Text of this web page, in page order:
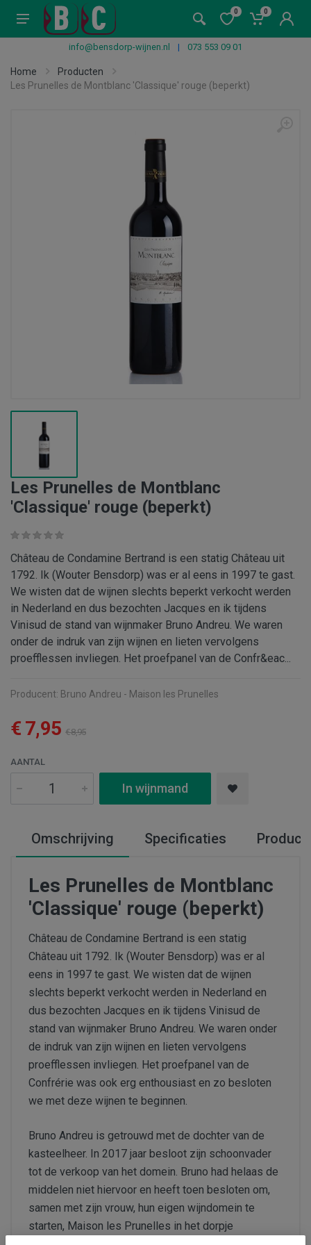
0 0
info@bensdorp-wijnen.nl | 073 553 09 01
Home
Producten
Les Prunelles de Montblanc 'Classique' rouge (beperkt)
Les Prunelles de Montblanc
'Classique' rouge (beperkt)
Château de Condamine Bertrand is een statig Château uit
1792. Ik (Wouter Bensdorp) was er al eens in 1997 te gast.
We wisten dat de wijnen slechts beperkt verkocht werden
in Nederland en dus bezochten Jacques en ik tijdens
Vinisud de stand van wijnmaker Bruno Andreu. We waren
onder de indruk van zijn wijnen en lieten vervolgens
proefflessen invliegen. Het proefpanel van de Confr&eac...
Producent: Bruno Andreu - Maison les Prunelles
€ 7,95 € 8,95
AANTAL
In wijnmand
Omschrijving Specificaties
Les Prunelles de Montblanc
'Classique' rouge (beperkt)
Château de Condamine Bertrand is een statig
Château uit 1792. Ik (Wouter Bensdorp) was er al
eens in 1997 te gast. We wisten dat de wijnen
slechts beperkt verkocht werden in Nederland en
dus bezochten Jacques en ik tijdens Vinisud de
stand van wijnmaker Bruno Andreu. We waren onder
de indruk van zijn wijnen en lieten vervolgens
proefflessen invliegen. Het proefpanel van de
Confrérie was ook erg enthousiast en zo besloten
we met deze wijnen te beginnen.
Bruno Andreu is getrouwd met de dochter van de
kasteelheer. In 2017 jaar besloot zijn schoonvader
tot de verkoop van het domein. Bruno had helaas de
middelen niet hiervoor en heeft toen besloten om,
samen met zijn vrouw, hun eigen wijndomein te
starten, Maison les Prunelles in het dorpje